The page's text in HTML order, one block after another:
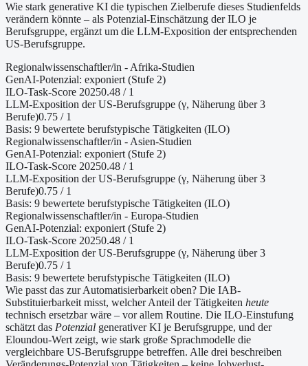
Wie stark generative KI die typischen Zielberufe dieses Studienfelds
verändern könnte – als Potenzial-Einschätzung der ILO je
Berufsgruppe, ergänzt um die LLM-Exposition der entsprechenden
US-Berufsgruppe.
Regionalwissenschaftler/in - Afrika-Studien
GenAI-Potenzial: exponiert (Stufe 2)
ILO-Task-Score 20250.48 / 1
LLM-Exposition der US-Berufsgruppe (γ, Näherung über 3
Berufe)0.75 / 1
Basis: 9 bewertete berufstypische Tätigkeiten (ILO)
Regionalwissenschaftler/in - Asien-Studien
GenAI-Potenzial: exponiert (Stufe 2)
ILO-Task-Score 20250.48 / 1
LLM-Exposition der US-Berufsgruppe (γ, Näherung über 3
Berufe)0.75 / 1
Basis: 9 bewertete berufstypische Tätigkeiten (ILO)
Regionalwissenschaftler/in - Europa-Studien
GenAI-Potenzial: exponiert (Stufe 2)
ILO-Task-Score 20250.48 / 1
LLM-Exposition der US-Berufsgruppe (γ, Näherung über 3
Berufe)0.75 / 1
Basis: 9 bewertete berufstypische Tätigkeiten (ILO)
Wie passt das zur Automatisierbarkeit oben? Die IAB-
Substituierbarkeit misst, welcher Anteil der Tätigkeiten heute
technisch ersetzbar wäre – vor allem Routine. Die ILO-Einstufung
schätzt das Potenzial generativer KI je Berufsgruppe, und der
Eloundou-Wert zeigt, wie stark große Sprachmodelle die
vergleichbare US-Berufsgruppe betreffen. Alle drei beschreiben